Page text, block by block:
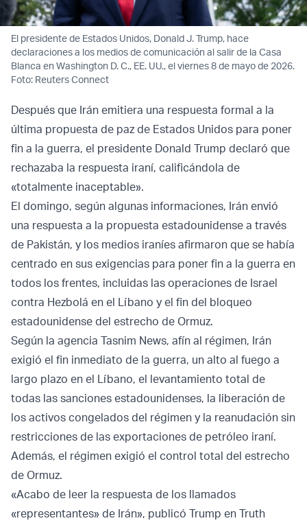
El presidente de Estados Unidos, Donald J. Trump, hace
declaraciones a los medios de comunicación al salir de la Casa
Blanca en Washington D. C., EE. UU., el viernes 8 de mayo de 2026.
Foto: Reuters Connect
Después que Irán emitiera una respuesta formal a la
última propuesta de paz de Estados Unidos para poner
fin a la guerra, el presidente Donald Trump declaró que
rechazaba la respuesta iraní, calificándola de
«totalmente inaceptable».
El domingo, según algunas informaciones, Irán envió
una respuesta a la propuesta estadounidense a través
de Pakistán, y los medios iraníes afirmaron que se había
centrado en sus exigencias para poner fin a la guerra en
todos los frentes, incluidas las operaciones de Israel
contra Hezbolá en el Líbano y el fin del bloqueo
estadounidense del estrecho de Ormuz.
Según la agencia Tasnim News, afín al régimen, Irán
exigió el fin inmediato de la guerra, un alto al fuego a
largo plazo en el Líbano, el levantamiento total de
todas las sanciones estadounidenses, la liberación de
los activos congelados del régimen y la reanudación sin
restricciones de las exportaciones de petróleo iraní.
Además, el régimen exigió el control total del estrecho
de Ormuz.
«Acabo de leer la respuesta de los llamados
«representantes» de Irán», publicó Trump en Truth